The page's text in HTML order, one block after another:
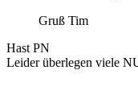
Gruß Tim
Hast PN
Leider überlegen viele